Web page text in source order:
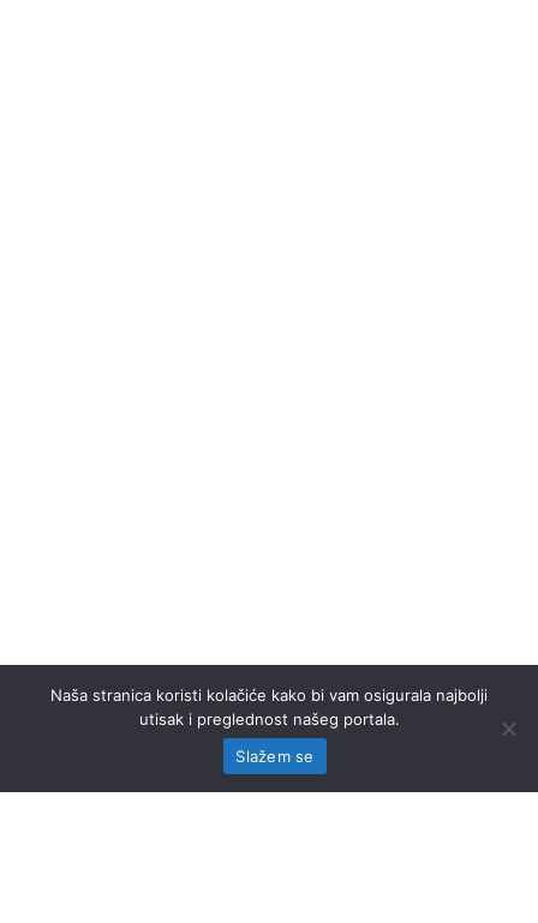
Naša stranica koristi kolačiće kako bi vam osigurala najbolji
utisak i preglednost našeg portala.
Slažem se